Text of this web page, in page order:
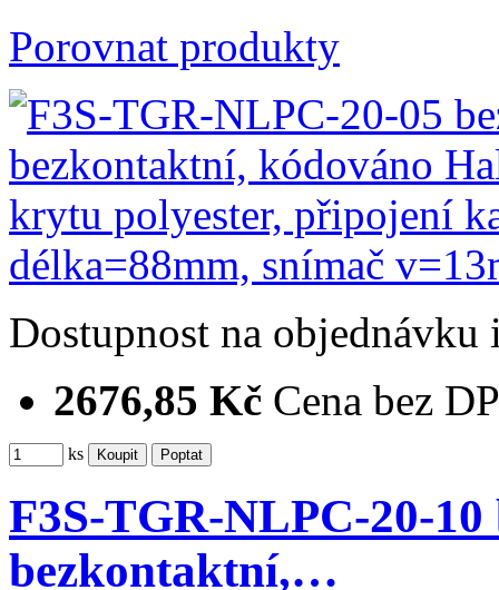
Porovnat produkty
Dostupnost na objednávku
2676,85 Kč Cena bez
ks
F3S-TGR-NLPC-20-
bezkontaktní,…